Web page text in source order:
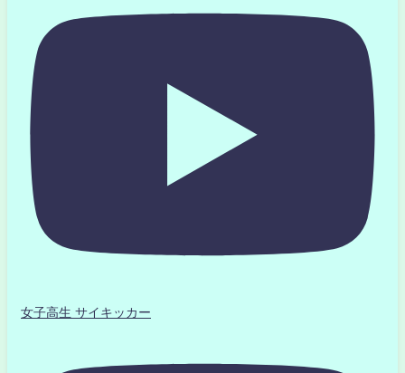
女子高生 サイキッカー